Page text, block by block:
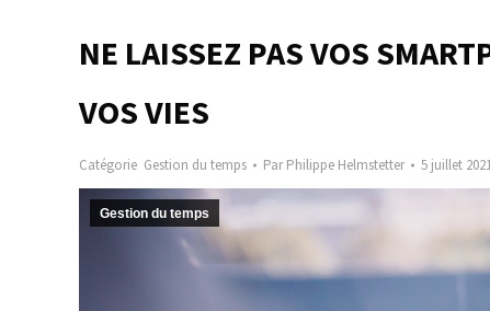
NE LAISSEZ PAS VOS
VOS VIES
Catégorie Gestion du temps ParPhilippe Helmstetter 5 juillet
Gestion du temps